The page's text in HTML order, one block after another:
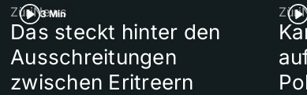
3 Min
ZüriNews
Das steckt hinter den
Ausschreitungen
zwischen Eritreern